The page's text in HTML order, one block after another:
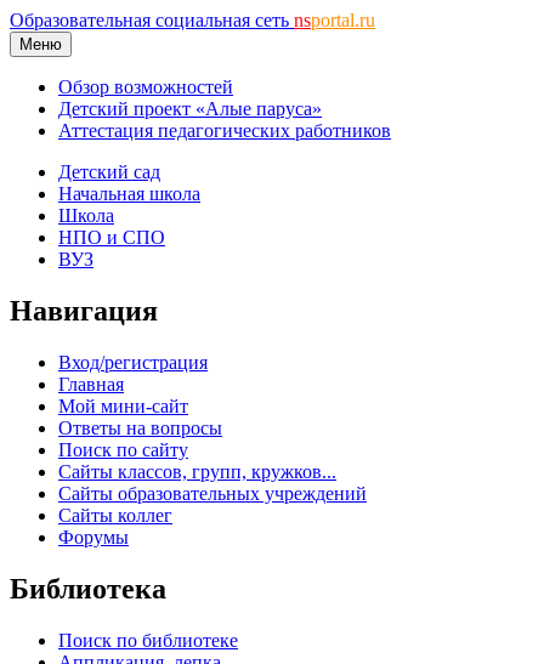
Образовательная социальная сеть nsportal.ru
Меню
Обзор возможностей
Детский проект «Алые паруса»
Аттестация педагогических работников
Детский сад
Начальная школа
Школа
НПО и СПО
ВУЗ
Навигация
Вход/регистрация
Главная
Мой мини-сайт
Ответы на вопросы
Поиск по сайту
Сайты классов, групп, кружков...
Сайты образовательных учреждений
Сайты коллег
Форумы
Библиотека
Поиск по библиотеке